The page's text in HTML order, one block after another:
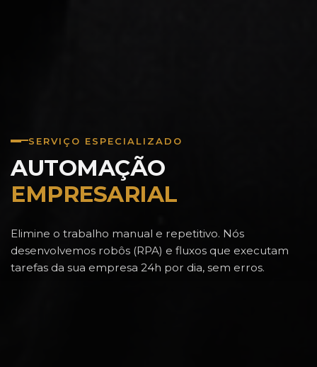
SERVIÇO ESPECIALIZADO
AUTOMAÇÃO
EMPRESARIAL
Elimine o trabalho manual e repetitivo. Nós
desenvolvemos robôs (RPA) e fluxos que executam
tarefas da sua empresa 24h por dia, sem erros.